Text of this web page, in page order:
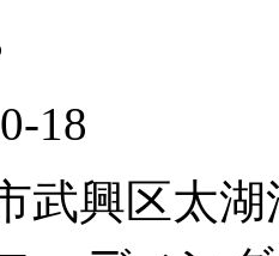
18
武興区太